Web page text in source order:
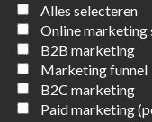
Alles selecteren
Online marketing
B2B marketing
Marketing funnel
B2C marketing
Paid marketing